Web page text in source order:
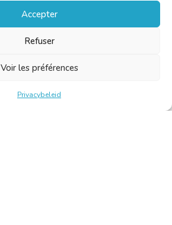
Accepter
Refuser
Voir les préférences
Privacybeleid